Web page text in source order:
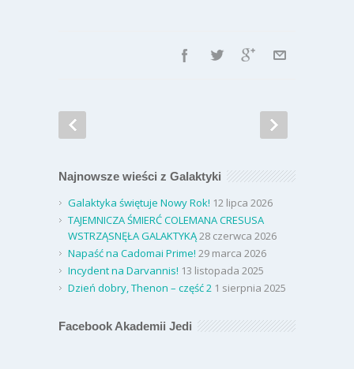
Najnowsze wieści z Galaktyki
Galaktyka świętuje Nowy Rok! 12 lipca 2026
TAJEMNICZA ŚMIERĆ COLEMANA CRESUSA
WSTRZĄSNĘŁA GALAKTYKĄ28 czerwca 2026
Napaść na Cadomai Prime! 29 marca 2026
Incydent na Darvannis! 13 listopada 2025
Dzień dobry, Thenon – część 2 1 sierpnia 2025
Facebook Akademii Jedi